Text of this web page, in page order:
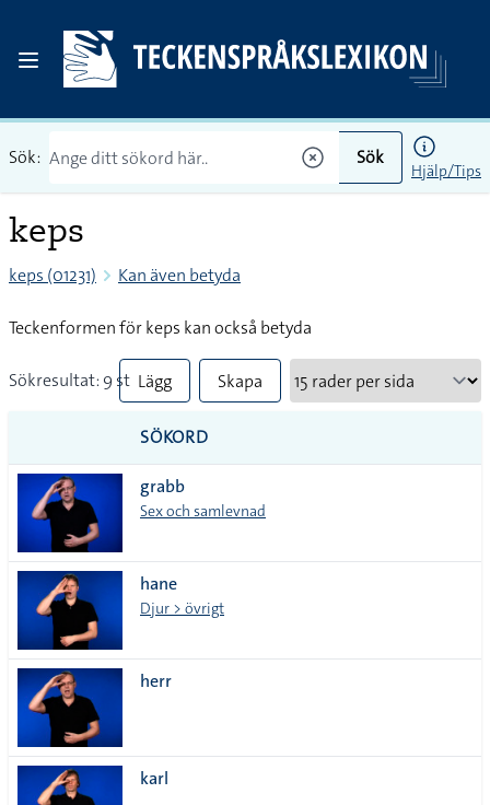
Sök: Sök
Hjälp/Tips
keps
keps (01231) Kan även betyda
Teckenformen för keps kan också betyda
Sökresultat: 9 st Lägg
till
alla i
lista
Skapa
SÖKORD
grabb
Sex och samlevnad
hane
Djur > övrigt
herr
karl